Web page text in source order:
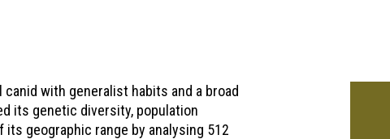
with generalist habits and a broad
its genetic diversity, population
geographic range by analysing 512